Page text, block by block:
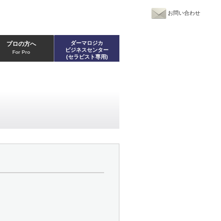
お問い合わせ
プロの方へ
For Pro
ダーマロジカ
ビジネスセンター
(セラピスト専用)